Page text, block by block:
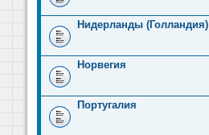
Нидерланды (Голландия)
Норвегия
Португалия